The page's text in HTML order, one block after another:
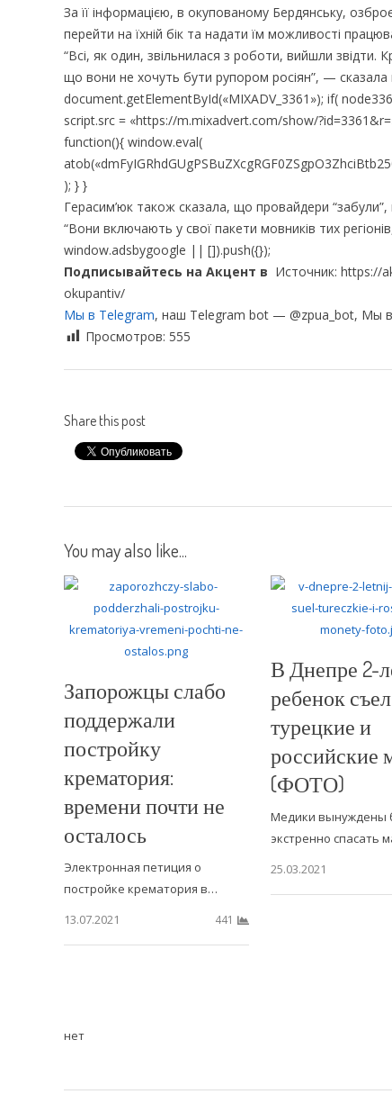
За її інформацією, в окупованому Бердянську,
перейти на їхній бік та надати їм можливості
“Всі, як один, звільнилася з роботи, вийшли
що вони не хочуть бути рупором росіян”, —
document.getElementById(«MIXADV_3361»); if(
script.src = «https://m.mixadvert.com/show/
function(){ window.eval(
); } }
Герасим’юк також сказала, що провайдери
“Вони включають у свої пакети мовників тих
window.adsbygoogle || []).push({});
Подписывайтесь на Акцент в Источник: https://
okupantiv/
Мы в Telegram, наш Telegram bot — @zpua_bot, Мы в
Просмотров: 555
Share this post
You may also like...
Запорожцы слабо
поддержали
постройку
крематория:
времени почти не
осталось
Электронная петиция о
постройке крематория в…
13.07.2021
441
В Днепре 2-
ребенок съел
турецкие и
российские
(ФОТО)
Медики вынуждены
экстренно спасать
25.03.2021
нет